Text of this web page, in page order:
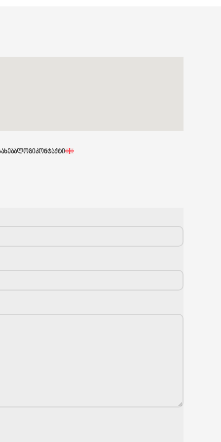
ᲑᲚᲝᲒᲘᲙᲝᲜᲢᲐᲥᲢᲘ